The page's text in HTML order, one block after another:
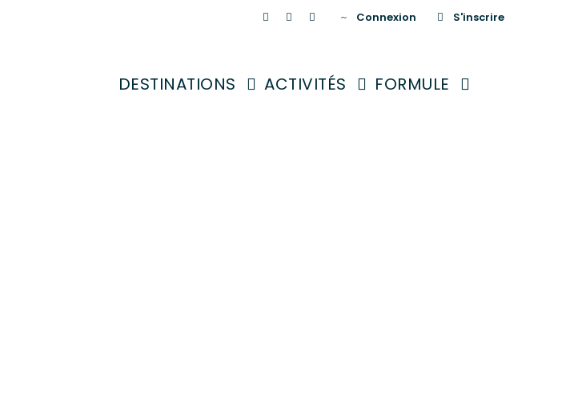
Connexion S'inscrire
DESTINATIONS ACTIVITÉS FORMULE